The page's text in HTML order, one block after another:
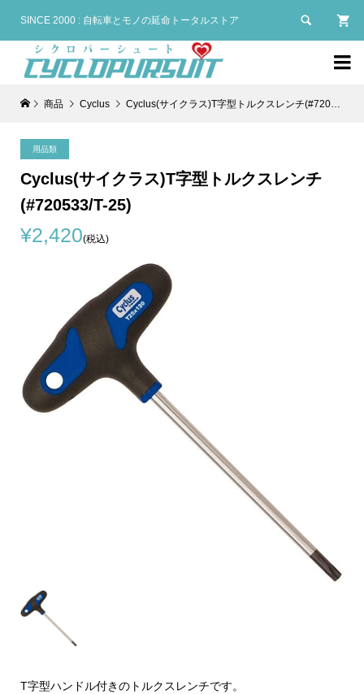
SINCE 2000 : 自転車とモノの延命トータルストア 

商品 Cyclus Cyclus(サイクラス)T字型トルクスレンチ(#720533/T-25)
用品類
Cyclus(サイクラス)T字型トルクスレンチ
(#720533/T-25)
¥2,420(税込)
T字型ハンドル付きのトルクスレンチです。